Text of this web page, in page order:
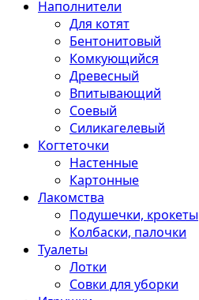
Наполнители
Для котят
Бентонитовый
Комкующийся
Древесный
Впитывающий
Соевый
Силикагелевый
Когтеточки
Настенные
Картонные
Лакомства
Подушечки, крокеты
Колбаски, палочки
Туалеты
Лотки
Совки для уборки